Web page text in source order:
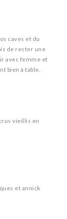
caves et du
de rester une
avec femme et
bien à table.
vieillis en
et annick